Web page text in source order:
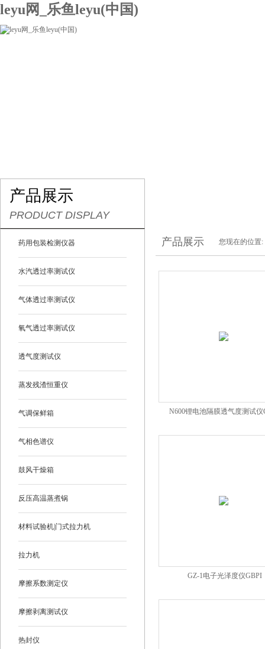
leyu网_乐鱼leyu(中国)
产品展示
PRODUCT DISPLAY
药用包装检测仪器
水汽透过率测试仪
气体透过率测试仪
氧气透过率测试仪
透气度测试仪
蒸发残渣恒重仪
气调保鲜箱
气相色谱仪
鼓风干燥箱
反压高温蒸煮锅
材料试验机|门式拉力机
拉力机
摩擦系数测定仪
摩擦剥离测试仪
热封仪
产品展示 您现在的位置:
N600锂电池隔膜透气度测试仪
GZ-1电子光泽度仪GBPI